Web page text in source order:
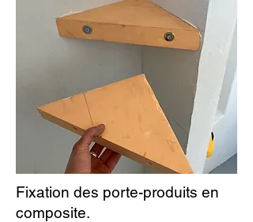
Fixation des porte-produits en
composite.